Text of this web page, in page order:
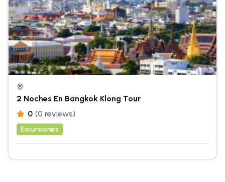
2 Noches En Bangkok Klong Tour
0 (0 reviews)
Excursiones